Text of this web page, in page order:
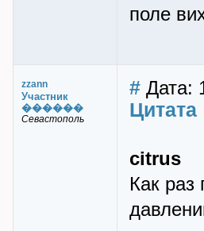
поле
zzann
Участник
������
Севастополь
# Дата:
Цитата
citrus
Как раз